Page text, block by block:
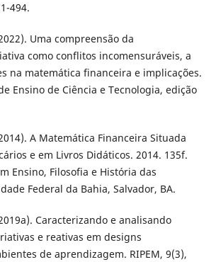
494.
Uma compreensão da
como conflitos incomensuráveis, a
na matemática financeira e implicações.
Ensino de Ciência e Tecnologia, edição
A Matemática Financeira Situada
e em Livros Didáticos. 2014. 135f.
Ensino, Filosofia e História das
Federal da Bahia, Salvador, BA.
Caracterizando e analisando
e reativas em designs
de aprendizagem. RIPEM, 9(3),